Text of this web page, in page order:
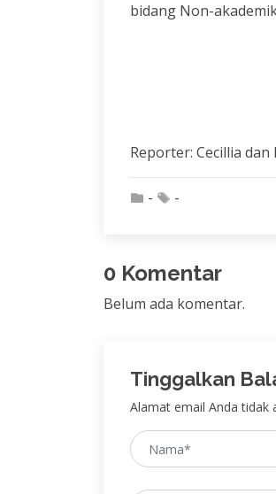
bidang Non-
Reporter: Cecillia dan
- -
0 Komentar
Belum ada komentar.
Tinggalkan
Alamat email Anda tidak